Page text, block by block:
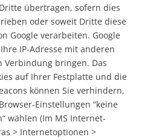
übertragen, sofern dies
oder soweit Dritte diese
Google verarbeiten. Google
IP-Adresse mit anderen
Verbindung bringen. Das
auf Ihrer Festplatte und die
können Sie verhindern,
Einstellungen “keine
wählen (Im MS Internet-
> Internetoptionen >